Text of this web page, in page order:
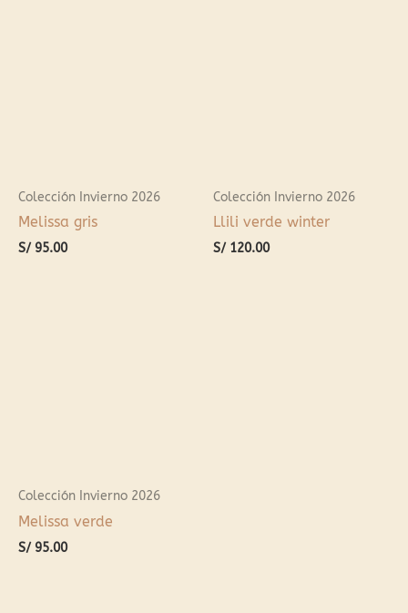
Colección Invierno 2026
Melissa gris
S/95.00
Colección Invierno 2026
Llili verde winter
S/120.00
Colección Invierno 2026
Melissa verde
S/95.00